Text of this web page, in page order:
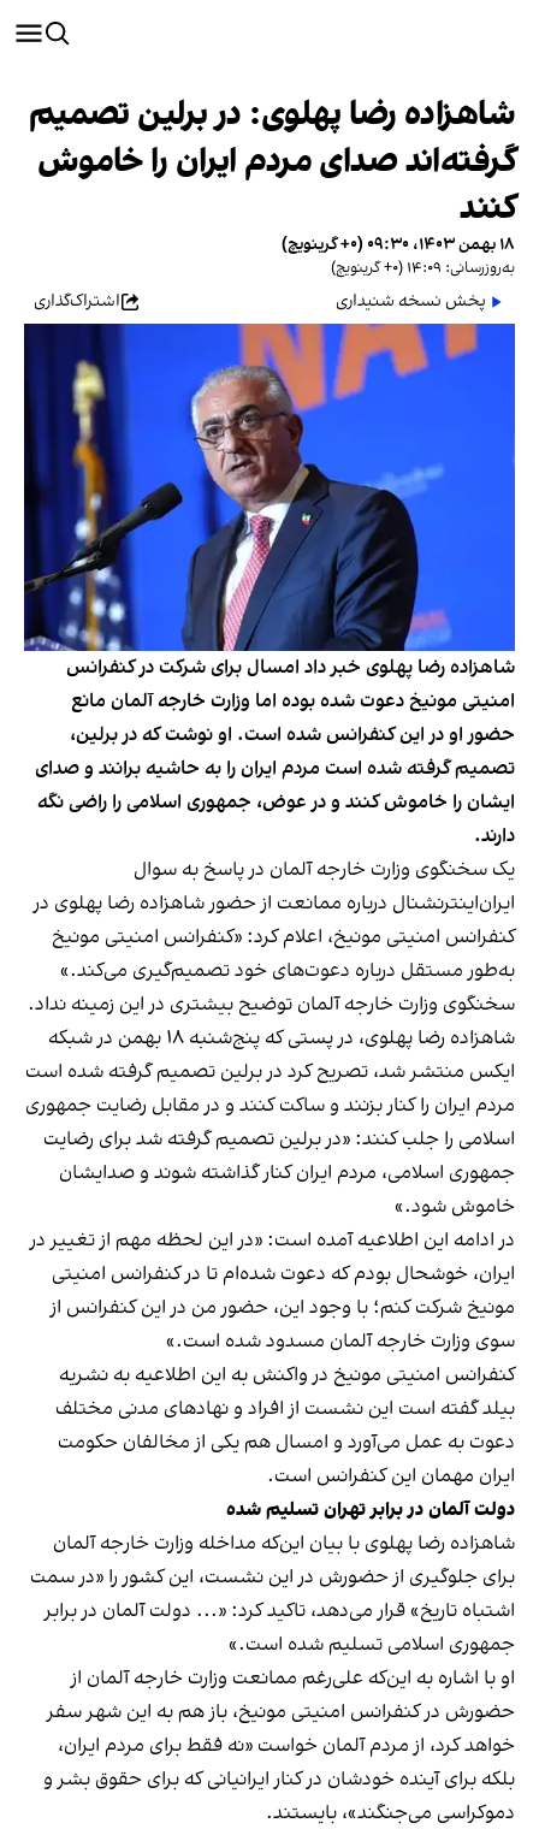
شاهزاده رضا پهلوی: در برلین تصمیم
گرفته‌اند صدای مردم ایران را خاموش
کنند
۱۸ بهمن ۱۴۰۳، ۰۹:۳۰ (‎+۰ گرینویچ)
به‌روزرسانی: ۱۴:۰۹ (‎+۰ گرینویچ)
پخش نسخه شنیداری اشتراک‌گذاری
شاهزاده رضا پهلوی خبر داد امسال برای شرکت در کنفرانس
امنیتی مونیخ دعوت شده بوده اما وزارت خارجه آلمان مانع
حضور او در این کنفرانس شده است. او نوشت که در برلین،
تصمیم گرفته‌ شده است مردم ایران را به حاشیه برانند و صدای
ایشان را خاموش کنند و در عوض، جمهوری اسلامی را راضی نگه
دارند.
یک سخنگوی وزارت خارجه آلمان در پاسخ به سوال
ایران‌اینترنشنال درباره ممانعت از حضور شاهزاده رضا پهلوی در
کنفرانس امنیتی مونیخ، اعلام کرد: «کنفرانس امنیتی مونیخ
به‌طور مستقل درباره دعوت‌های خود تصمیم‌گیری می‌کند.»
سخنگوی وزارت خارجه آلمان توضیح بیشتری در این زمینه نداد.
شاهزاده رضا پهلوی، در پستی که پنج‌شنبه ۱۸ بهمن در شبکه
ایکس منتشر شد، تصریح کرد در برلین تصمیم گرفته شده است
مردم ایران را کنار بزنند و ساکت کنند و در مقابل رضایت جمهوری
اسلامی را جلب کنند: «در برلین تصمیم گرفته شد برای رضایت
جمهوری اسلامی، مردم ایران کنار گذاشته شوند و صدایشان
خاموش شود.»
در ادامه این اطلاعیه آمده است: «در این لحظه مهم از تغییر در
ایران، خوشحال بودم که دعوت شده‌ام تا در کنفرانس امنیتی
مونیخ شرکت کنم؛ با وجود این، حضور من در این کنفرانس از
سوی وزارت خارجه آلمان مسدود شده است.»
کنفرانس امنیتی مونیخ در واکنش به این اطلاعیه به نشریه
بیلد گفته است این نشست از افراد و نهادهای مدنی مختلف
دعوت به عمل می‌آورد و امسال هم یکی از مخالفان حکومت
ایران مهمان این کنفرانس است.
دولت آلمان در برابر تهران تسلیم شده
شاهزاده رضا پهلوی با بیان این‌که مداخله وزارت خارجه آلمان
برای جلوگیری از حضورش در این نشست، این کشور را «در سمت
اشتباه تاریخ» قرار می‌دهد، تاکید کرد: «... دولت آلمان در برابر
جمهوری اسلامی تسلیم شده است.»
او با اشاره به این‌که علی‌رغم ممانعت وزارت خارجه آلمان از
حضورش در کنفرانس امنیتی مونیخ، باز هم به این شهر سفر
خواهد کرد، از مردم آلمان خواست «نه فقط برای مردم ایران،
بلکه برای آینده خودشان در کنار ایرانیانی که برای حقوق بشر و
دموکراسی می‌جنگند»، بایستند.